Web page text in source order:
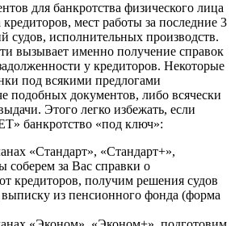
для банкротства физического лица
кредиторов, мест работы за последние 3
судов, исполнительных производств.
вызывает именно получение справок
у кредиторов. Некоторые
под всякими предлогами
подобных документов, либо всячески
Этого легко избежать, если
банкротство «под ключ»:
«Стандарт», «Стандарт+»,
соберем за Вас справки о
кредиторов, получим решения судов
выписку из пенсионного фонда (форма